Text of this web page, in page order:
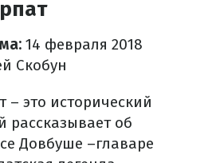
14 февраля 2018
Скобун
– это исторический
рассказывает об
Довбуше –главаре